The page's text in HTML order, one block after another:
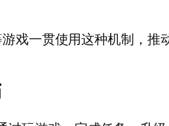
戏一贯使用这种机制，